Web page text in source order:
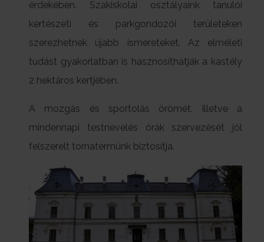
érdekében. Szakiskolai osztályaink tanulói
kertészeti és parkgondozói területeken
szerezhetnek újabb ismereteket. Az elméleti
tudást gyakorlatban is hasznosíthatják a kastély
2 hektáros kertjében.
A mozgás és sportolás örömét, illetve a
mindennapi testnevelés órák szervezését jól
felszerelt tornatermünk biztosítja.